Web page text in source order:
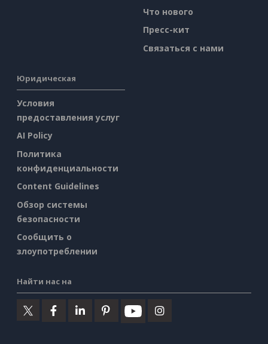
Что нового
Пресс-кит
Связаться с нами
Юридическая
Условия
предоставления услуг
AI Policy
Политика
конфиденциальности
Content Guidelines
Обзор системы
безопасности
Сообщить о
злоупотреблении
Найти нас на